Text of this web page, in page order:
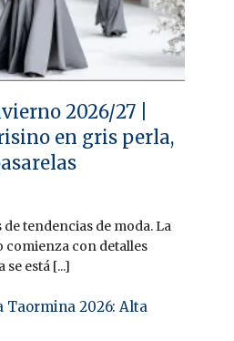
2026/27 |
en gris perla,
tendencias de moda. La
comienza con detalles
se está [...]
Taormina 2026: Alta